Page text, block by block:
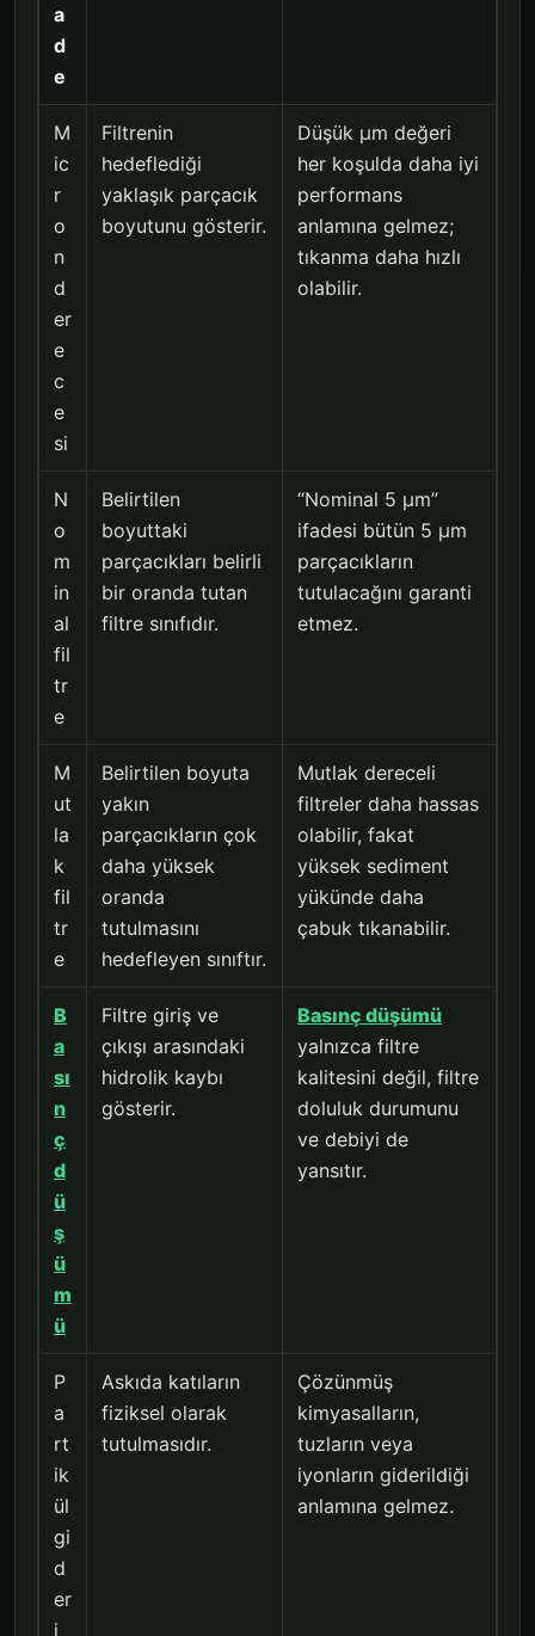
a
d
e
M
ic
r
o
n
d
er
e
c
e
si
Filtrenin
hedeflediği
yaklaşık parçacık
boyutunu gösterir.
Düşük µm değeri
her koşulda daha iyi
performans
anlamına gelmez;
tıkanma daha hızlı
olabilir.
N
o
m
in
al
fil
tr
e
Belirtilen
boyuttaki
parçacıkları belirli
bir oranda tutan
filtre sınıfıdır.
“Nominal 5 µm”
ifadesi bütün 5 µm
parçacıkların
tutulacağını garanti
etmez.
M
ut
la
k
fil
tr
e
Belirtilen boyuta
yakın
parçacıkların çok
daha yüksek
oranda
tutulmasını
hedefleyen sınıftır.
Mutlak dereceli
filtreler daha hassas
olabilir, fakat
yüksek sediment
yükünde daha
çabuk tıkanabilir.
B
a
sı
n
ç
d
ü
ş
ü
m
ü
Filtre giriş ve
çıkışı arasındaki
hidrolik kaybı
gösterir.
Basınç düşümü
yalnızca filtre
kalitesini değil, filtre
doluluk durumunu
ve debiyi de
yansıtır.
P
a
rt
ik
ül
gi
d
er
i
Askıda katıların
fiziksel olarak
tutulmasıdır.
Çözünmüş
kimyasalların,
tuzların veya
iyonların giderildiği
anlamına gelmez.